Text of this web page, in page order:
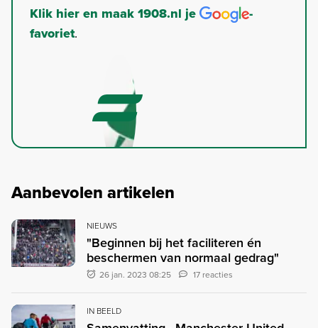
Klik hier en maak 1908.nl je
-
favoriet.
Aanbevolen artikelen
NIEUWS
"Beginnen bij het faciliteren én
beschermen van normaal gedrag"
26 jan. 2023 08:25 17 reacties
IN BEELD